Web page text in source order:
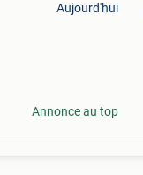
Aujourd'hui
Annonce au top